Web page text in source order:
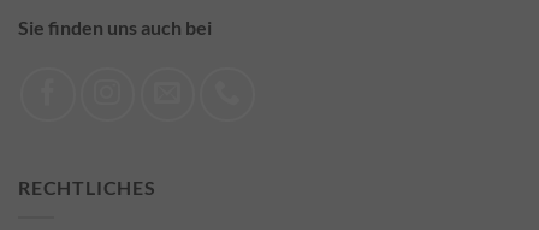
Sie finden uns auch bei
RECHTLICHES